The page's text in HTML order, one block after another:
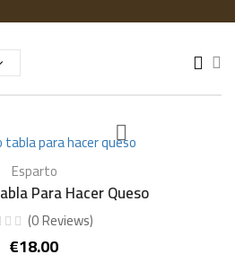
Esparto
Para Hacer Queso
(0Reviews)
€18.00